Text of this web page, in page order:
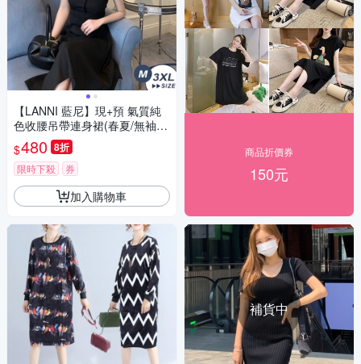
【LANNI 藍尼】現+預 氣質純
色收腰吊帶連身裙(春夏/無袖連
身洋裝/吊帶長裙/版型偏小)
$480 8折
限時下殺 券
加入購物車
商品折價券
150元
補貨中